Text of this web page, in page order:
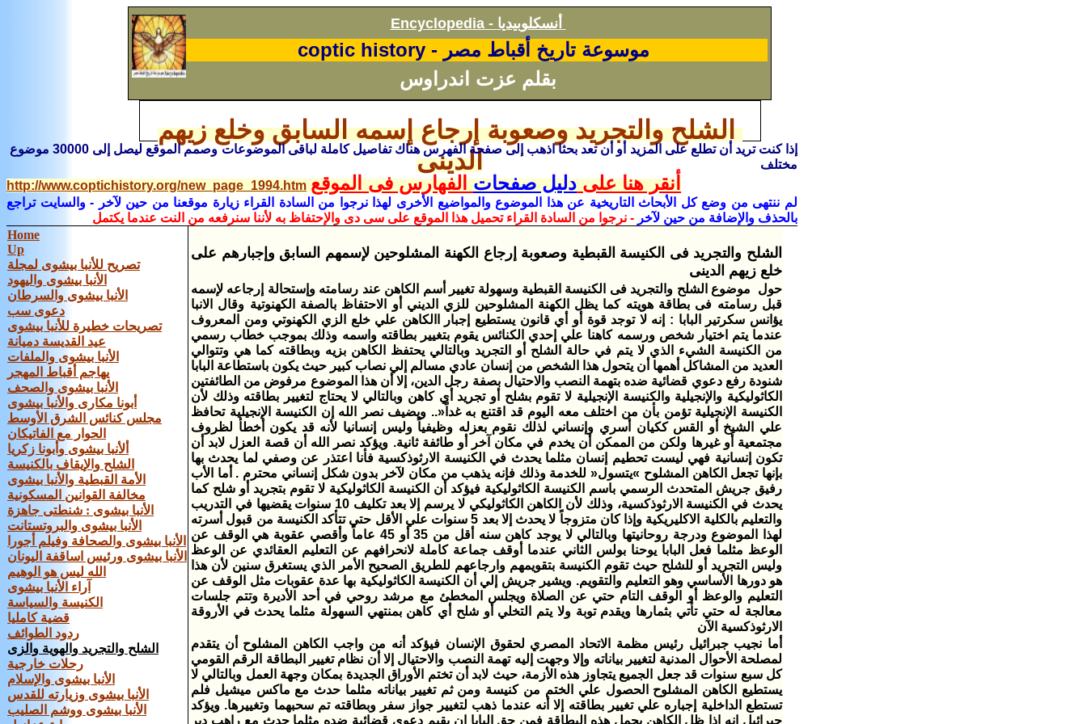
Encyclopedia - أنسكلوبيديا
موسوعة تاريخ أقباط مصر - coptic history
بقلم عزت اندراوس
الشلح والتجريد وصعوبة إرجاع إسمه السابق وخلع زيهم
الدينى
إذا كنت تريد أن تطلع على المزيد أو أن تعد بحثا اذهب إلى صفحة الفهرس هناك تفاصيل كاملة لباقى الموضوعات وصمم الموقع ليصل إلى 30000 موضوع
مختلف
أنقر هنا علىدليل صفحاتالفهارس فى الموقع http://www.coptichistory.org/new_page_1994.htm
لم ننتهى من وضع كل الأبحاث
التاريخية عن هذا الموضوع والمواضيع الأخرى لهذا نرجوا من السادة القراء زيارة موقعنا من حين لآخر
- والسايت تراجع
بالحذف والإضافة من حين لآخر - نرجوا من السادة القراء تحميل هذا الموقع على سى دى والإحتفاظ به لأننا سنرفعه من النت عندما يكتمل
Home
Up
تصريح للأنبا بيشوى لمجلة
الأنبا بيشوى واليهود
الأنبا بيشوى والسرطان
دعوى سب
تصريحات خطيرة للأنبا بيشوى
عيد القديسة دميانة
الأنبا بيشوى والملفات
يهاجم أقباط المهجر
الأنبا بيشوى والصحف
أبونا مكارى والأنبا بيشوى
مجلس كنائس الشرق الأوسط
الحوار مع الفاتيكان
ألأنبا بيشوى وأبونا زكريا
الشلح والإيقاف بالكنيسة
الأمة القبطية والأنبا بيشوى
مخالفة القوانين المسكونية
الأنبا بيشوى : شنطتى جاهزة
الأنبا بيشوى والبروتستانت
الأنبا بيشوى والصحافة وفيلم أجورا
الأنبا بيشوى ورئيس اساقفة اليونان
الله ليس هو الوهيم
آراء الأنبا بيشوى
الكنيسة والسياسة
قضية كامليا
ردود الطوائف
الشلح والتجريد والهوية والزى
رحلات خارجية
الأنبا بيشوى والإسلام
الأنبا بيشوى وزيارته للقدس
الأنبا بيشوى ووشم الصليب
الشلح والتجريد فى الكنيسة القبطية وصعوبة إرجاع الكهنة المشلوحين لإسمهم السابق وإجبارهم على
خلع زيهم الدينى
حول موضوع الشلح والتجريد فى الكنيسة القبطية وسهولة تغيير أسم الكاهن عند رسامته وإستحالة إرجاعه لإسمه
قبل رسامته فى بطاقة هويته كما يظل الكهنة المشلوحين للزي الديني أو الاحتفاظ بالصفة الكهنوتية وقال الانبا
يؤانس سكرتير البابا : إنه لا توجد قوة أو أي قانون يستطيع إجبار االكاهن علي خلع الزي الكهنوتي ومن المعروف
عندما يتم اختيار شخص ورسمه كاهنا علي إحدي الكنائس يقوم بتغيير بطاقته واسمه وذلك بموجب خطاب رسمي
من الكنيسة الشيء الذي لا يتم في حالة الشلح أو التجريد وبالتالي يحتفظ الكاهن بزيه وبطاقته كما هي وتتوالي
العديد من المشاكل أهمها أن يتحول هذا الشخص من إنسان عادي مسالم إلي نصاب كبير حيث يكون باستطاعة البابا
شنودة رفع دعوي قضائية ضده بتهمة النصب والاحتيال بصفة رجل الدين، إلا أن هذا الموضوع مرفوض من الطائفتين
الكاثوليكية والإنجيلية والكنيسة الإنجيلية لا تقوم بشلح أو تجريد أي كاهن وبالتالي لا يحتاج لتغيير بطاقته وذلك لأن
الكنيسة الإنجيلية تؤمن بأن من اختلف معه اليوم قد اقتنع به غداً«.. ويضيف نصر الله إن الكنيسة الإنجيلية تحافظ
علي الشيخ أو القس ككيان أسري وإنساني لذلك نقوم بعزله وظيفياً وليس إنسانيا لأنه قد يكون أخطأ لظروف
مجتمعية أو غيرها ولكن من الممكن أن يخدم في مكان آخر أو طائفة ثانية. ويؤكد نصر الله أن قصة العزل لابد أن
تكون إنسانية فهي ليست تحطيم إنسان مثلما يحدث في الكنيسة الارثوذكسية فأنا اعتذر عن وصفي لما يحدث بها
بإنها تجعل الكاهن المشلوح »يتسول« للخدمة وذلك فإنه يذهب من مكان لآخر بدون شكل إنساني محترم . أما الأب
رفيق جريش المتحدث الرسمي باسم الكنيسة الكاثوليكية فيؤكد أن الكنيسة الكاثوليكية لا تقوم بتجريد أو شلح كما
يحدث في الكنيسة الارثوذكسية، وذلك لأن الكاهن الكاثوليكي لا يرسم إلا بعد تكليف 10 سنوات يقضيها في التدريب
والتعليم بالكلية الاكليريكية وإذا كان متزوجاً لا يحدث إلا بعد 5 سنوات علي الأقل حتي تتأكد الكنيسة من قبول أسرته
لهذا الموضوع ودرجة روحانيتها وبالتالي لا يوجد كاهن سنه أقل من 35 أو 45 عاماً وأقصي عقوبة هي الوقف عن
الوعظ مثلما فعل البابا يوحنا بولس الثاني عندما أوقف جماعة كاملة لانحرافهم عن التعليم العقائدي عن الوعظ
وليس التجريد أو للشلح حيث تقوم الكنيسة بتقويمهم وارجاعهم للطريق الصحيح الأمر الذي يستغرق سنين لأن هذا
هو دورها الأساسي وهو التعليم والتقويم. ويشير جريش إلي أن الكنيسة الكاثوليكية بها عدة عقوبات مثل الوقف عن
التعليم والوعظ أو الوقف التام حتي عن الصلاة ويجلس المخطئ مع مرشد روحي في أحد الأديرة وتتم جلسات
معالجة له حتي تأتي بثمارها ويقدم توبة ولا يتم التخلي أو شلح أي كاهن بمنتهي السهولة مثلما يحدث في الأروقة
الارثوذكسية الآن
أما نجيب جبرائيل ‬رئيس مظمة الاتحاد المصري لحقوق الإنسان فيؤكد أنه من واجب الكاهن المشلوح أن يتقدم
لمصلحة الأحوال المدنية لتغيير بياناته وإلا وجهت إليه تهمة النصب والاحتيال إلا أن نظام تغيير البطاقة الرقم القومي
كل سبع سنوات قد جعل الجميع يتجاوز هذه الأزمة،‮ ‬حيث لابد أن تختم الأوراق الجديدة بمكان وجهة‮ ‬العمل وبالتالي لا
يستطيع الكاهن المشلوح الحصول علي الختم من كنيسة ومن ثم تغيير بياناته مثلما حدث مع ماكس ميشيل فلم
تستطع الداخلية‮ ‬إجباره علي تغيير‮ ‬بطاقته إلا أنه عندما‮ ‬ذهب لتغيير جواز سفر وبطاقته تم سحبهما وتغييرها‮.‬ ويؤكد‮
‬جبرائيل ‬إنه إذا ظل الكاهن يحمل هذه البطاقة فمن حق البابا إن يقيم دعوي قضائية ضده مثلما حدث مع راهب دير